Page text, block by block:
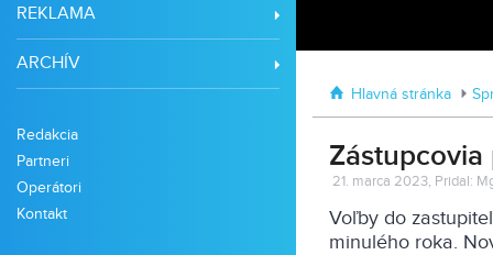
REKLAMA
ARCHÍV
Redakcia
Partneri
Operátori
Kontakt
Hlavná stránka
21. marca 2023, Pridal:
Voľby do
minulého roka.